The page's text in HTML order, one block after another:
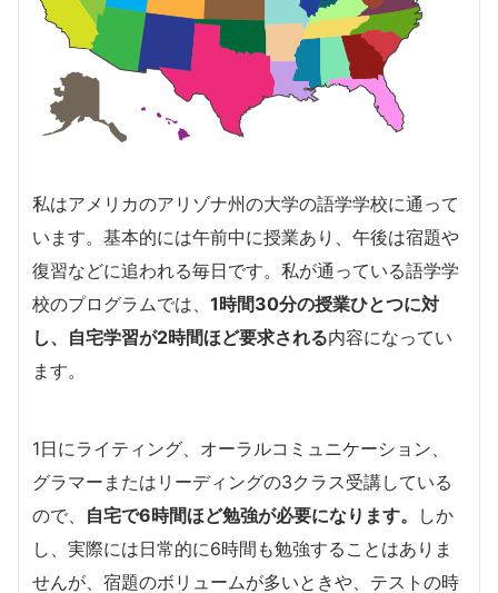
私はアメリカのアリゾナ州の大学の語学学校に通って
います。基本的には午前中に授業あり、午後は宿題や
復習などに追われる毎日です。私が通っている語学学
校のプログラムでは、 1時間30分の授業ひとつに対
し、自宅学習が2時間ほど要求される内容になってい
ます。
1日にライティング、オーラルコミュニケーション、
グラマーまたはリーディングの3クラス受講している
ので、 自宅で6時間ほど勉強が必要になります。
しか
し、実際には日常的に6時間も勉強することはありま
せんが、宿題のボリュームが多いときや、テストの時